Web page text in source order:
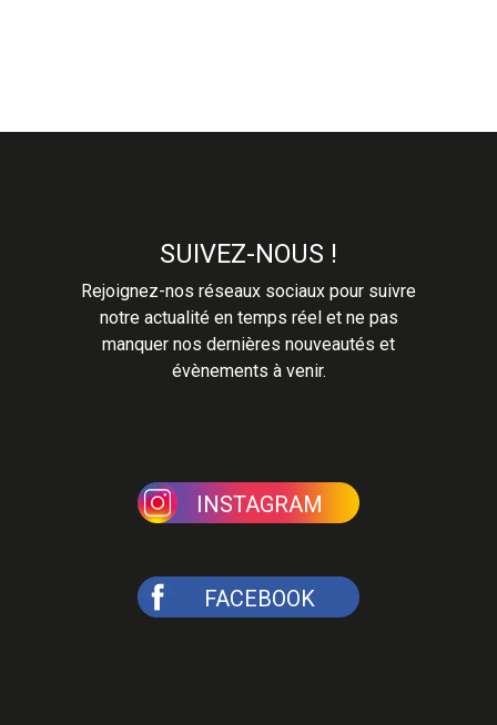
SUIVEZ-NOUS !
Rejoignez-nos réseaux sociaux pour suivre
notre actualité en temps réel et ne pas
manquer nos dernières nouveautés et
évènements à venir.
INSTAGRAM
FACEBOOK